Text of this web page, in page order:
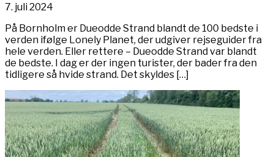
7. juli 2024
På Bornholm er Dueodde Strand blandt de 100 bedste i
verden ifølge Lonely Planet, der udgiver rejseguider fra
hele verden. Eller rettere – Dueodde Strand var blandt
de bedste. I dag er der ingen turister, der bader fra den
tidligere så hvide strand. Det skyldes […]